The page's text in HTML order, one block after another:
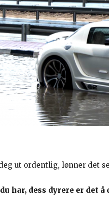
ut ordentlig, lønner det
har, dess dyrere er det å